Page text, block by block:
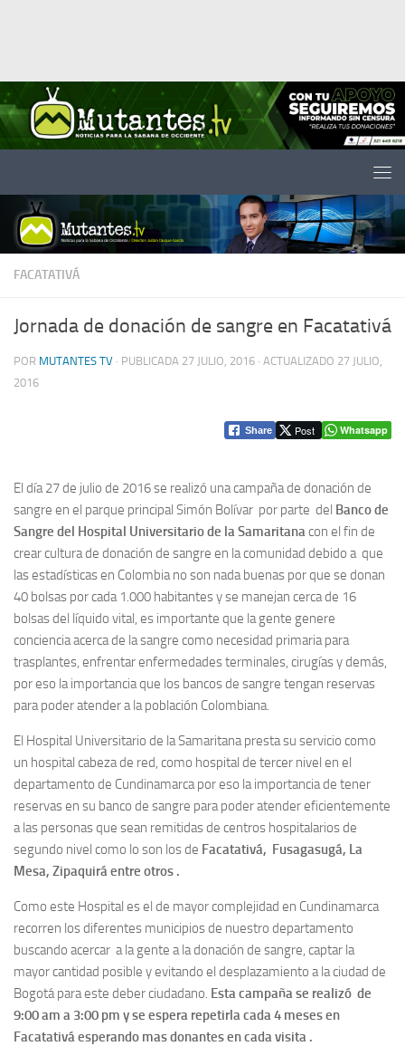
FACATATIVÁ
Jornada de donación de sangre en Facatativá
POR MUTANTES TV · PUBLICADA 27 JULIO, 2016 · ACTUALIZADO 27 JULIO,
2016
Share Post Whatsapp
El día 27 de julio de 2016 se realizó una campaña de donación de
sangre en el parque principal Simón Bolívar por parte del Banco de
Sangre del Hospital Universitario de la Samaritana con el fin de
crear cultura de donación de sangre en la comunidad debido a que
las estadísticas en Colombia no son nada buenas por que se donan
40 bolsas por cada 1.000 habitantes y se manejan cerca de 16
bolsas del líquido vital, es importante que la gente genere
conciencia acerca de la sangre como necesidad primaria para
trasplantes, enfrentar enfermedades terminales, cirugías y demás,
por eso la importancia que los bancos de sangre tengan reservas
para poder atender a la población Colombiana.
El Hospital Universitario de la Samaritana presta su servicio como
un hospital cabeza de red, como hospital de tercer nivel en el
departamento de Cundinamarca por eso la importancia de tener
reservas en su banco de sangre para poder atender eficientemente
a las personas que sean remitidas de centros hospitalarios de
segundo nivel como lo son los de Facatativá, Fusagasugá, La
Mesa, Zipaquirá entre otros .
Como este Hospital es el de mayor complejidad en Cundinamarca
recorren los diferentes municipios de nuestro departamento
buscando acercar a la gente a la donación de sangre, captar la
mayor cantidad posible y evitando el desplazamiento a la ciudad de
Bogotá para este deber ciudadano. Esta campaña se realizó de
9:00 am a 3:00 pm y se espera repetirla cada 4 meses en
Facatativá esperando mas donantes en cada visita .